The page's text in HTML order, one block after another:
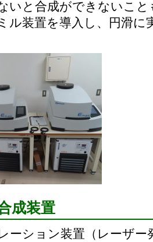
いと合成ができないこ
ル装置を導入し、円滑に
成装置
ーション装置（レーザー